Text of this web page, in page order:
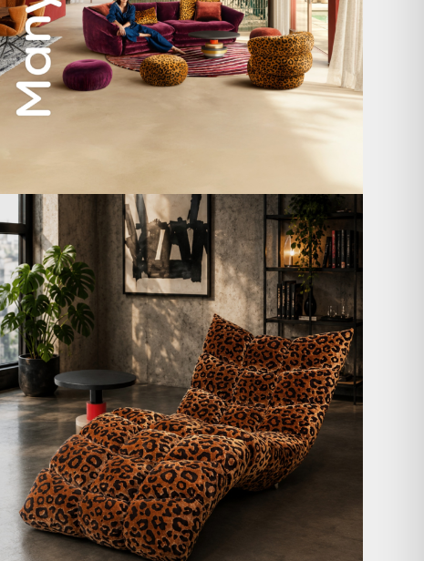
A bold statement. A quiet retreat.
Mit unserem...
204 4